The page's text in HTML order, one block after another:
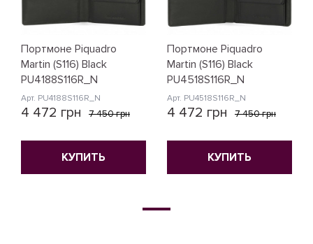
Портмоне Piquadro
Martin (S116) Black
PU4188S116R_N
Арт. PU4188S116R_N
4 472 грн 7 450 грн
КУПИТЬ
Портмоне Piquadro
Martin (S116) Black
PU4518S116R_N
Арт. PU4518S116R_N
4 472 грн 7 450 грн
КУПИТЬ